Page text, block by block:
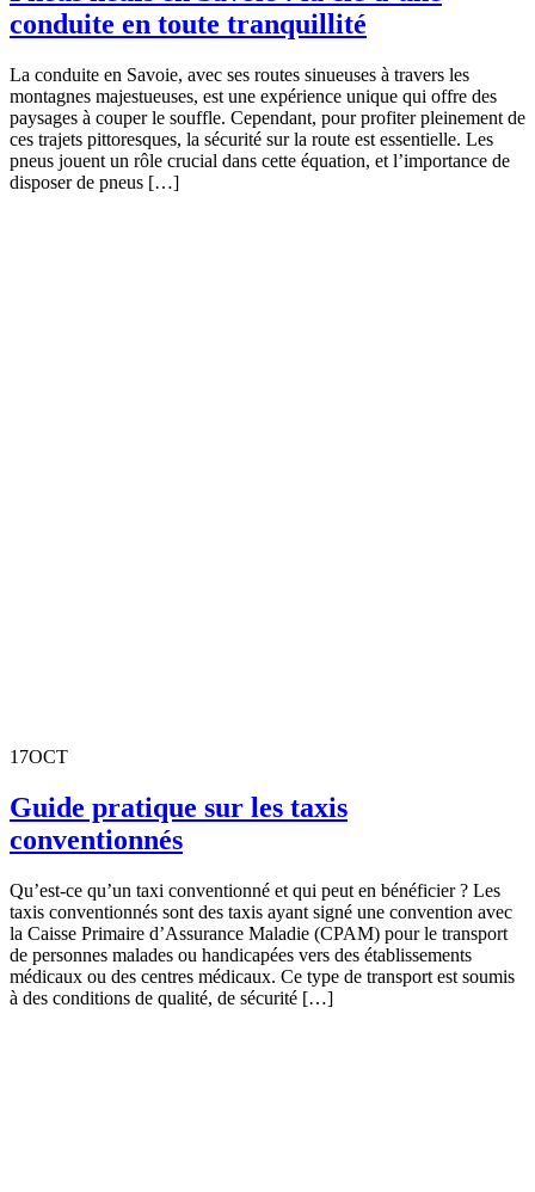
conduite en toute tranquillité
La conduite en Savoie, avec ses routes sinueuses à travers les
montagnes majestueuses, est une expérience unique qui offre des
paysages à couper le souffle. Cependant, pour profiter pleinement de
ces trajets pittoresques, la sécurité sur la route est essentielle. Les
pneus jouent un rôle crucial dans cette équation, et l’importance de
disposer de pneus […]
17OCT
Guide pratique sur les taxis
conventionnés
Qu’est-ce qu’un taxi conventionné et qui peut en bénéficier ? Les
taxis conventionnés sont des taxis ayant signé une convention avec
la Caisse Primaire d’Assurance Maladie (CPAM) pour le transport
de personnes malades ou handicapées vers des établissements
médicaux ou des centres médicaux. Ce type de transport est soumis
à des conditions de qualité, de sécurité […]